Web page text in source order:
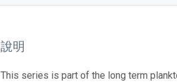
說明
This series is part of the long term